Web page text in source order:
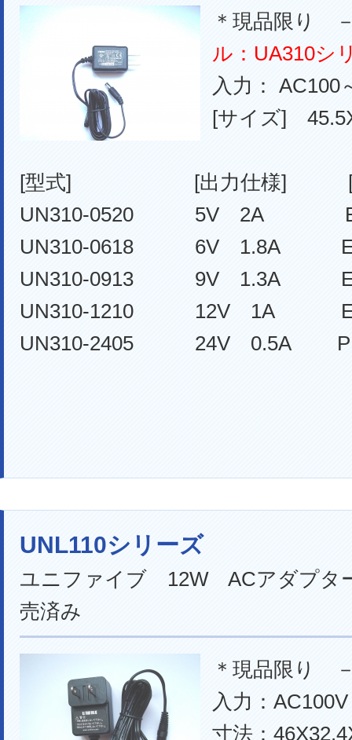
＊現品限り
ル：UA310シ
入力： AC100
[サイズ]
[型式] [出力仕様] [DC
UN310-0520 5V 2A
UN310-0618 6V 1.8A
UN310-0913 9V 1.3A
UN310-1210 12V 1A
UN310-2405 24V 0.5A
UNL110シリーズ
ユニファイブ 12W ACアダプ
売済み
＊現品限り
入力：AC100V
寸法：